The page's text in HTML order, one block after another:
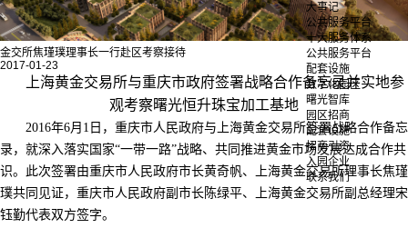
大事记
公共服务平台
十大服务体系
公共服务平台
配套设施
数字化园区
曙光智库
园区招商
配套设施
招商引资
入园企业
联系我们
金交所焦瑾璞理事长一行赴区考察接待
2017-01-23
上海黄金交易所与重庆市政府签署战略合作备忘录并实地参
观考察曙光恒升珠宝加工基地
2016年6月1日，重庆市人民政府与上海黄金交易所签署战略合作备忘
录，就深入落实国家“一带一路”战略、共同推进黄金市场发展达成合作共
识。此次签署由重庆市人民政府市长黄奇帆、上海黄金交易所理事长焦瑾
璞共同见证，重庆市人民政府副市长陈绿平、上海黄金交易所副总经理宋
钰勤代表双方签字。